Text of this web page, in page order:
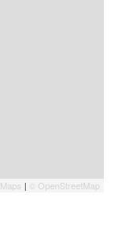
Maps | © OpenStreetMap